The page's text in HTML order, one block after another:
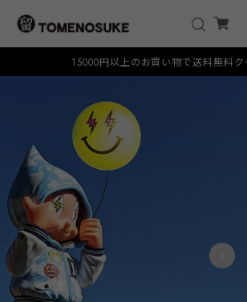
15000円以上のお買い物で送料無料ク